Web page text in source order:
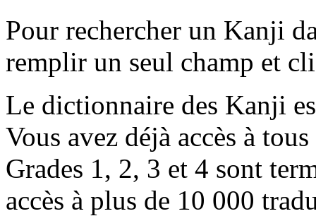
Pour rechercher un Kanji
remplir un seul champ et
Le dictionnaire des Kanji
Vous avez déjà accès à
Grades 1, 2, 3 et 4 sont
accès à plus de 10 000